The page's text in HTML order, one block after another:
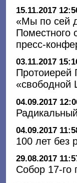
15.11.2017
«Мы по сей
Поместного
пресс-
03.11.2017
Протоиерей
«свободной
04.09.2017
04.09.2017
100 лет без
29.08.2017
Собор 17-го